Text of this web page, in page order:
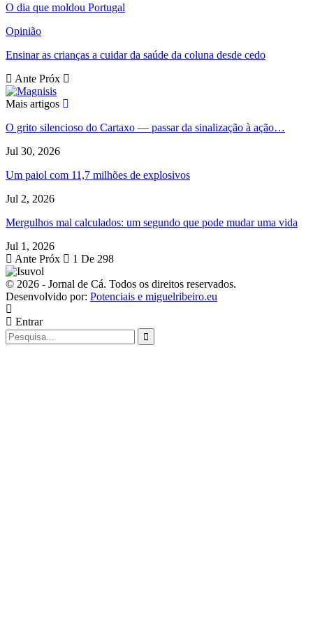
O dia que moldou Portugal
Opinião
Ensinar as crianças a cuidar da saúde da coluna desde cedo
Ante Próx
Mais artigos
O grito silencioso do Cartaxo — passar da sinalização à ação…
Jul 30, 2026
Um paiol com 11,7 milhões de explosivos
Jul 2, 2026
Mergulhos mal calculados: um segundo que pode mudar uma vida
Jul 1, 2026
Ante Próx 1 De 298
© 2026 - Jornal de Cá. Todos os direitos reservados.
Desenvolvido por: Potenciais e miguelribeiro.eu
Entrar